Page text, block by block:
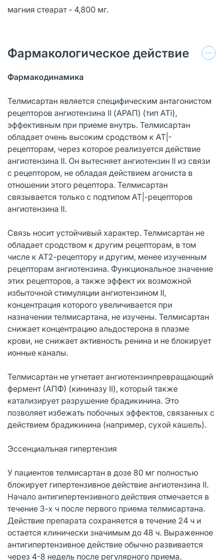
магния стеарат - 4,800 мг.
Фармакологическое действие
Фармакодинамика
Телмисартан является специфическим антагонистом
рецепторов ангиотензина II (АРАП) (тип ATi),
эффективным при приеме внутрь. Телмисартан
обладает очень высоким сродством к АТ|-
рецепторам, через которое реализуется действие
ангиотензина II. Он вытесняет ангиотензин II из связи
с рецептором, не обладая действием агониста в
отношении этого рецептора. Телмисартан
связывается только с подтипом АТ|-рецепторов
ангиотензина II.
Связь носит устойчивый характер. Телмисартан не
обладает сродством к другим рецепторам, в том
числе к АТ2-рецептору и другим, менее изученным
рецепторам ангиотензина. Функциональное значение
этих рецепторов, а также эффект их возможной
избыточной стимуляции ангиотензином II,
концентрация которого увеличивается при
назначении телмисартана, не изучены. Телмисартан
снижает концентрацию альдостерона в плазме
крови, не снижает активность ренина и не блокирует
ионные каналы.
Телмисартан не угнетает ангиотензинпревращающий
фермент (АПФ) (кининазу II), который также
катализирует разрушение брадикинина. Это
позволяет избежать побочных эффектов, связанных с
действием брадикинина (например, сухой кашель).
Эссенциалъная гипертензия
У пациентов телмисартан в дозе 80 мг полностью
блокирует гипертензивное действие ангиотензина II.
Начало антигипертензивного действия отмечается в
течение 3-х ч после первого приема телмисартана.
Действие препарата сохраняется в течение 24 ч и
остается клинически значимым до 48 ч. Выраженное
антигипертензивное действие обычно развивается
через 4-8 недель после регулярного приема.